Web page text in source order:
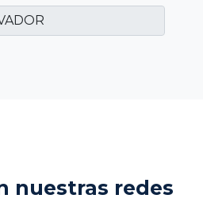
nuestras redes